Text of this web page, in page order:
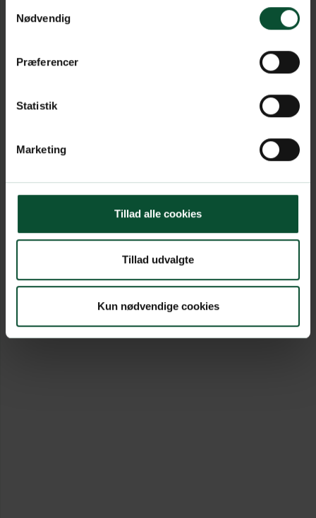
Nødvendig
Præferencer
Statistik
Marketing
Tillad alle cookies
Tillad udvalgte
Kun nødvendige cookies